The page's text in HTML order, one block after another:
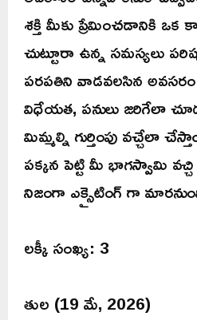
శక్తి మీకు ప్రేమించడానికి ఒక
చుట్టూరా ఉన్న సమస్యలు
పరపతిని వాడవలసిన అవసరం
విధేయత, పనులు జరిగేలా
మిమ్మల్ని గుర్తింపు వచ్చేలా
పక్కన పెట్టి మీ భాగస్వామి
నిజంగా ఎక్సైటింగ్ గా
లక్కీ సంఖ్య: 3
తుల (19 మే, 2026)